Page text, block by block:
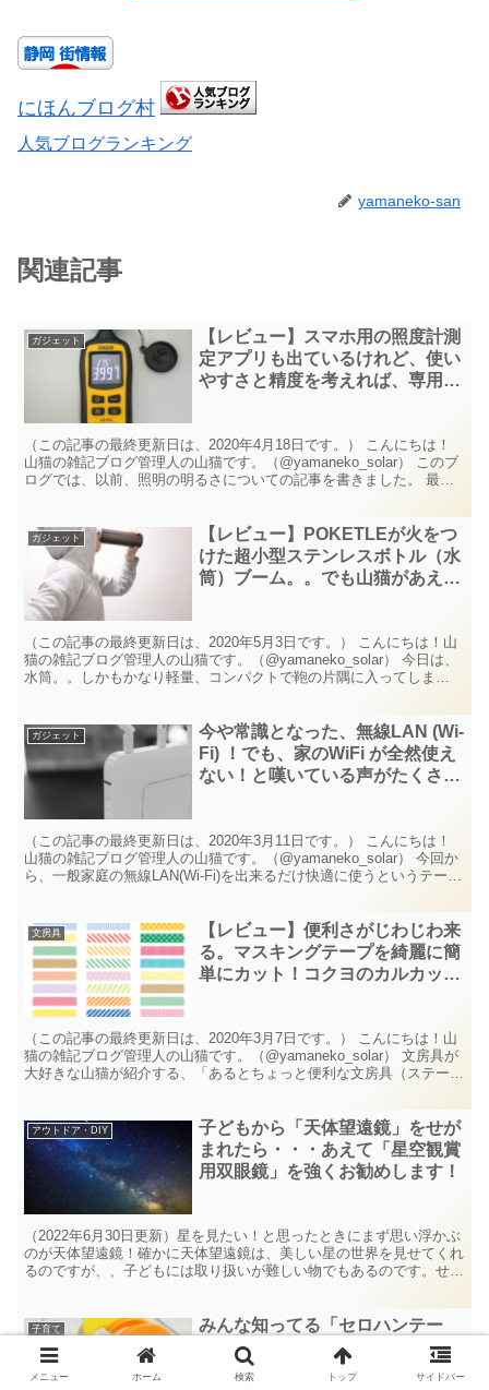
にほんブログ村
人気ブログランキング
yamaneko-san
関連記事
ガジェット
【レビュー】スマホ用の照度計測
定アプリも出ているけれど、使い
やすさと精度を考えれば、専用の
（この記事の最終更新日は、2020年4月18日です。） こんにちは！
山猫の雑記ブログ管理人の山猫です。（@yamaneko_solar） このブ
ログでは、以前、照明の明るさについての記事を書きました。 最近
ガジェット
【レビュー】POKETLEが火をつ
けた超小型ステンレスボトル（水
筒）ブーム。。でも山猫があえて
（この記事の最終更新日は、2020年5月3日です。） こんにちは！山
猫の雑記ブログ管理人の山猫です。（@yamaneko_solar） 今日は、
水筒。。しかもかなり軽量、コンパクトで鞄の片隅に入ってしま
ガジェット
今や常識となった、無線LAN (Wi-
Fi) ！でも、家のWiFi が全然使え
ない！と嘆いている声がたくさん
[1]
（この記事の最終更新日は、2020年3月11日です。） こんにちは！
山猫の雑記ブログ管理人の山猫です。（@yamaneko_solar） 今回か
ら、一般家庭の無線LAN(Wi-Fi)を出来るだけ快適に使うというテーマ
文房具
【レビュー】便利さがじわじわ来
る。マスキングテープを綺麗に簡
単にカット！コクヨのカルカッ
（この記事の最終更新日は、2020年3月7日です。） こんにちは！山
猫の雑記ブログ管理人の山猫です。（@yamaneko_solar） 文房具が
大好きな山猫が紹介する、「あるとちょっと便利な文房具（ステーシ
アウトドア・DIY
子どもから「天体望遠鏡」をせが
まれたら・・・あえて「星空観賞
用双眼鏡」を強くお勧めします！
（2022年6月30日更新）星を見たい！と思ったときにまず思い浮かぶ
のが天体望遠鏡！確かに天体望遠鏡は、美しい星の世界を見せてくれ
るのですが、、子どもには取り扱いが難しい物でもあるのです。せっ
に特化した双眼鏡！取り扱いもとっても簡単で子どもが最初に手にす
る星空観察グッズに最適なんです。
子育て
みんな知ってる「セロハンテー
プ」でも、動物をモチーフにした
かわいいセロテープカッターを知
メニュー ホーム 検索 トップ サイドバー